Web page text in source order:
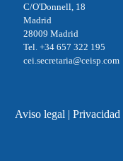
C/O'Donnell, 18
Madrid
28009 Madrid
Tel. +34 657 322 195
cei.secretaria@ceisp.com
Aviso legal | Privacidad